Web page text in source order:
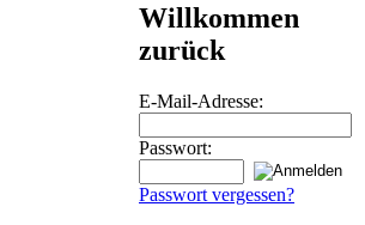
Willkommen
zurück
E-Mail-Adresse:
Passwort:
Passwort vergessen?